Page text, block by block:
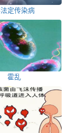
定传染病
霍乱